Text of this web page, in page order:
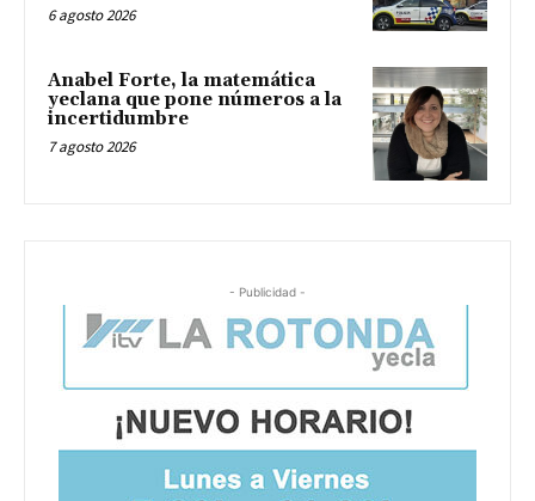
6 agosto 2026
Anabel Forte, la matemática
yeclana que pone números a la
incertidumbre
7 agosto 2026
- Publicidad -